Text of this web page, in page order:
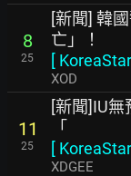
8
25
[新聞] 韓
亡」！
[ KoreaStar
XOD
11
25
[新聞]IU
「
[ KoreaStar
XDGEE